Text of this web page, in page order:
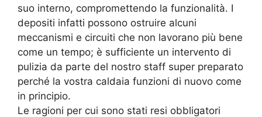
suo interno, compromettendo la funzionalità. I
depositi infatti possono ostruire alcuni
meccanismi e circuiti che non lavorano più bene
come un tempo; è sufficiente un intervento di
pulizia da parte del nostro staff super preparato
perché la vostra caldaia funzioni di nuovo come
in principio.
Le ragioni per cui sono stati resi obbligatori